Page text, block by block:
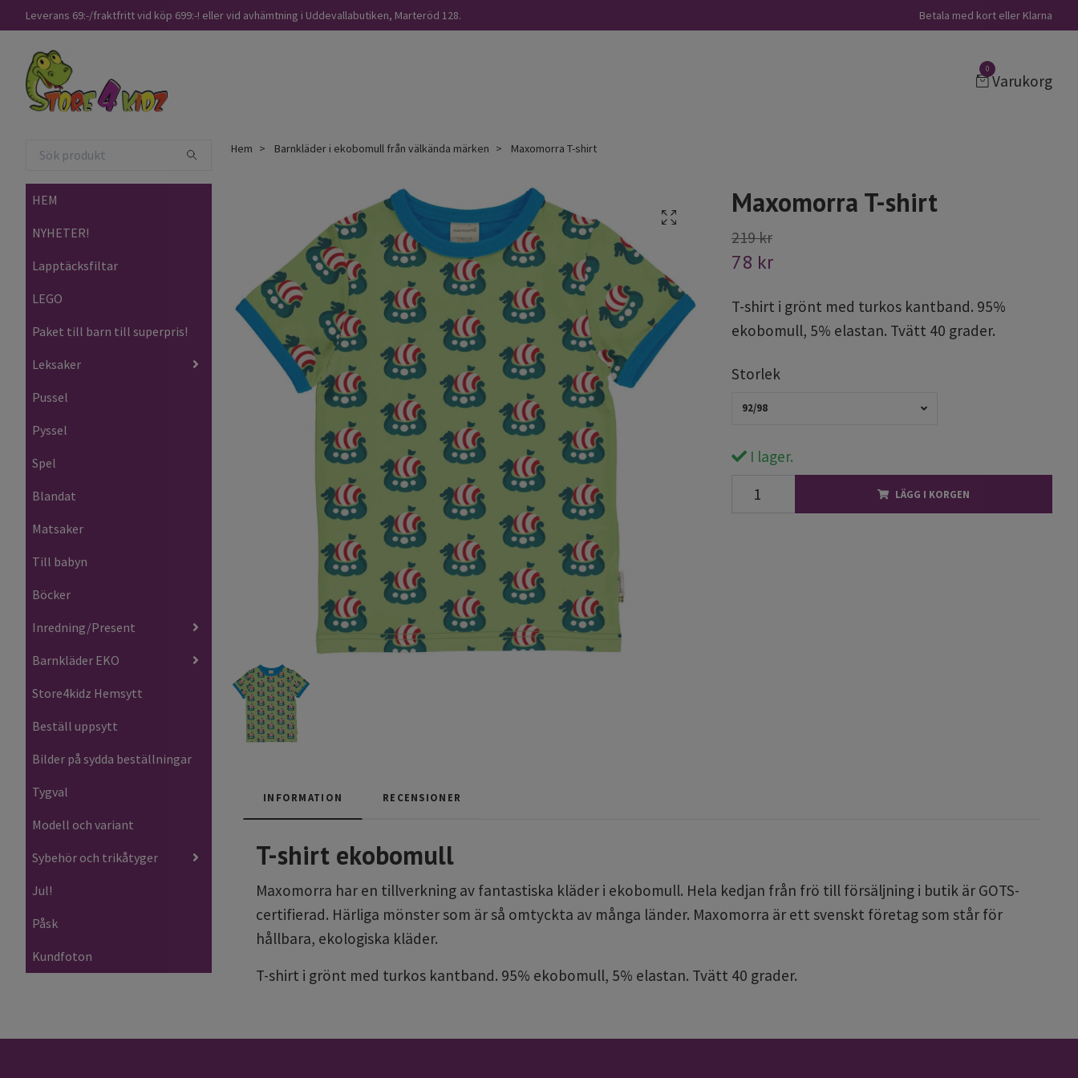
Leverans 69:-/fraktfritt vid köp 699:-! eller vid avhämtning i Uddevallabutiken, Marteröd 128. Betala med kort eller Klarna
0
Varukorg
HEM
NYHETER!
Lapptäcksfiltar
LEGO
Paket till barn till superpris!
Leksaker
Pussel
Pyssel
Spel
Blandat
Matsaker
Till babyn
Böcker
Inredning/Present
Barnkläder EKO
Store4kidz Hemsytt
Beställ uppsytt
Bilder på sydda beställningar
Tygval
Modell och variant
Sybehör och trikåtyger
Jul!
Påsk
Kundfoton
Hem Barnkläder i ekobomull från välkända märken Maxomorra T-shirt
Maxomorra T-shirt
219 kr
78 kr
T-shirt i grönt med turkos kantband. 95%
ekobomull, 5% elastan. Tvätt 40 grader.
Storlek
92/98
I lager.
LÄGG I KORGEN
INFORMATION RECENSIONER
T-shirt ekobomull
Maxomorra har en tillverkning av fantastiska kläder i ekobomull. Hela kedjan från frö till försäljning i butik är GOTS-
certifierad. Härliga mönster som är så omtyckta av många länder. Maxomorra är ett svenskt företag som står för
hållbara, ekologiska kläder.
T-shirt i grönt med turkos kantband. 95% ekobomull, 5% elastan. Tvätt 40 grader.